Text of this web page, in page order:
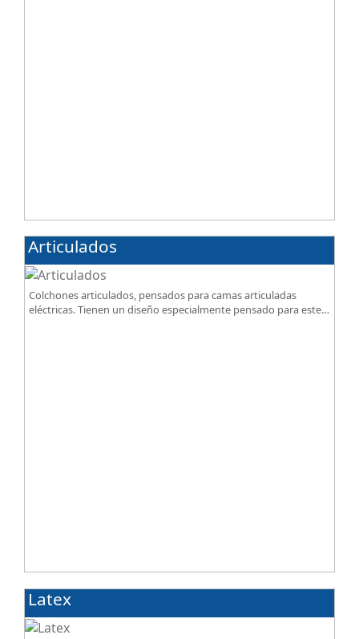
Articulados
Colchones articulados, pensados para camas articuladas
eléctricas. Tienen un diseño especialmente pensado para este
Latex